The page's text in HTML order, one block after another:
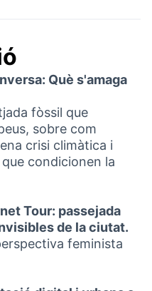
Què s'amaga
fòssil que
sobre com
crisi climàtica i
condicionen la
nova)
Tour: passejada
de la ciutat.
feminista